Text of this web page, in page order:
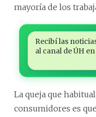
mayoría de los
Recibí las
al canal de ÚH
La queja que
consumidores es